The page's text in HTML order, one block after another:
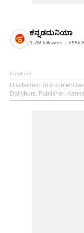
ಕನ್ನಡದುನಿಯಾ
1.7M followers 255k
Dailyhunt
Disclaimer: This content
Dailyhunt. Publisher: